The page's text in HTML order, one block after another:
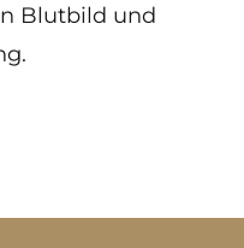
Blutbild und